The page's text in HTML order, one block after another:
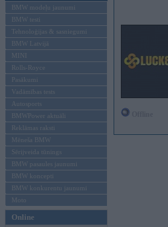
BMW modeļu jaunumi
BMW testi
Tehnoloģijas & sasniegumi
BMW Latvijā
MINI
Rolls-Royce
Pasākumi
Vadāmības tests
Autosports
BMWPower aktuāli
Reklāmas raksti
Mēneša BMW
Sērijveida tūnings
BMW pasaules jaunumi
BMW koncepti
BMW konkurentu jaunumi
Moto
Online